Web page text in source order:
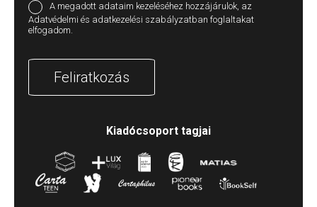
A megadott adataim kezeléséhez hozzájárulok, az
Adatvédelmi és adatkezelési szabályzatban foglaltakat
elfogadom.
Feliratkozás
Kiadócsoport tagjai